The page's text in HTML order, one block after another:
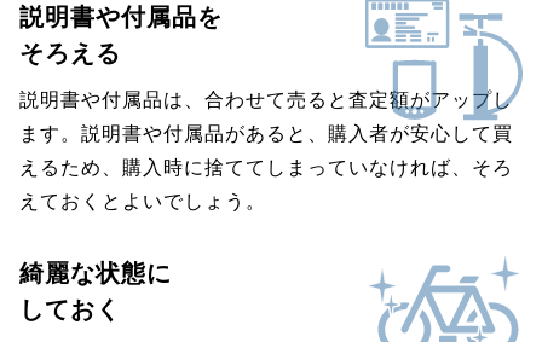
説明書や付属品を
そろえる
説明書や付属品は、合わせて売ると査定額がアップし
ます。説明書や付属品があると、購入者が安心して買
えるため、購入時に捨ててしまっていなければ、そろ
えておくとよいでしょう。
綺麗な状態に
しておく